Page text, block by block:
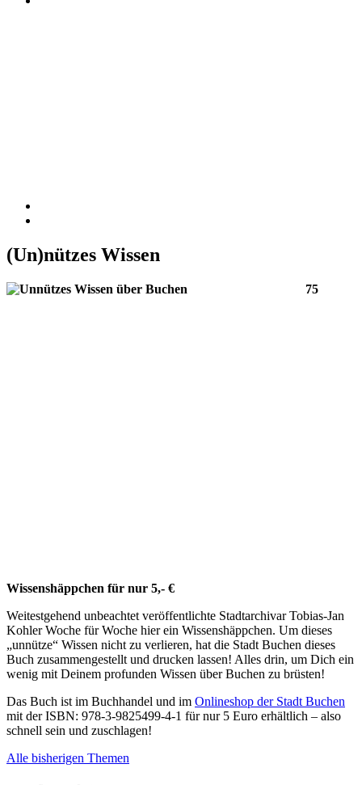
(Un)nützes Wissen
75
Wissenshäppchen für nur 5,- €
Weitestgehend unbeachtet veröffentlichte Stadtarchivar Tobias-Jan
Kohler Woche für Woche hier ein Wissenshäppchen. Um dieses
„unnütze“ Wissen nicht zu verlieren, hat die Stadt Buchen dieses
Buch zusammengestellt und drucken lassen! Alles drin, um Dich ein
wenig mit Deinem profunden Wissen über Buchen zu brüsten!
Das Buch ist im Buchhandel und im Onlineshop der Stadt Buchen
mit der ISBN: 978-3-9825499-4-1 für nur 5 Euro erhältlich – also
schnell sein und zuschlagen!
Alle bisherigen Themen